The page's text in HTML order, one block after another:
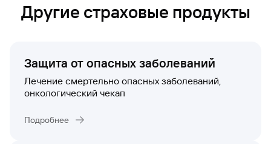
Другие страховые продукты
Защита от опасных заболеваний
Лечение смертельно опасных заболеваний,
онкологический чекап
Подробнее